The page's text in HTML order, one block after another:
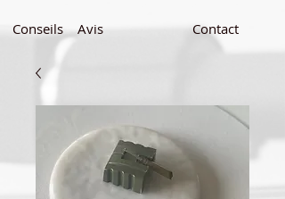
Conseils Avis Contact